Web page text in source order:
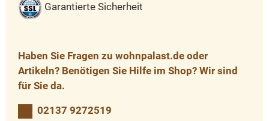
Garantierte Sicherheit
Haben Sie Fragen zu wohnpalast.de oder
Artikeln? Benötigen Sie Hilfe im Shop? Wir sind
für Sie da.
02137 9272519